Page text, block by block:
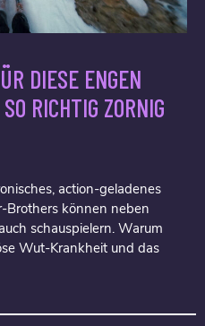
DIESE ENGEN
RICHTIG ZORNIG
action-geladenes
Brothers können neben
schauspielern. Warum
Wut-Krankheit und das